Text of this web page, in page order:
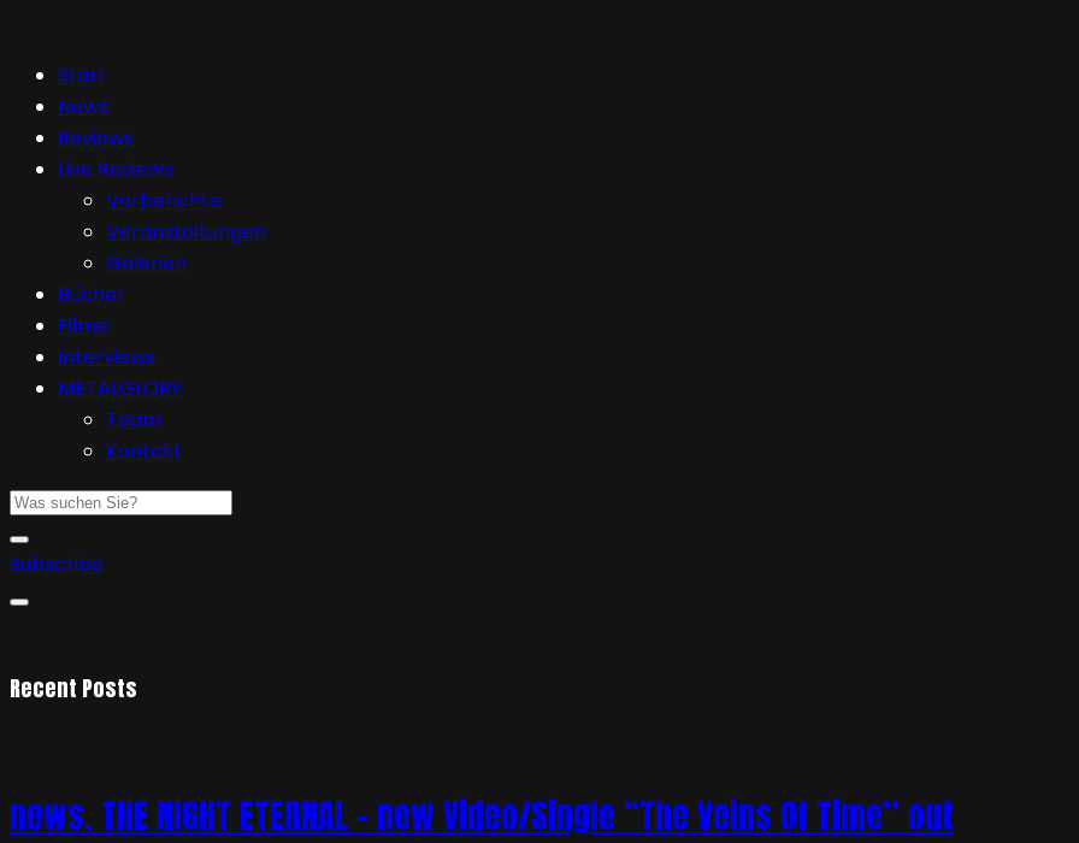
Start
News
Reviews
Live Reviews
Vorberichte
Veranstaltungen
Galerien
Bücher
Filme
Interviews
METALGLORY
Team
Kontakt
Subscribe
Recent Posts
news. THE NIGHT ETERNAL – new Video/Single “The Veins Of Time” out